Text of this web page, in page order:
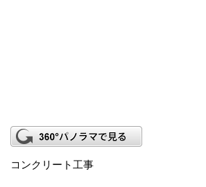
コンクリート工事